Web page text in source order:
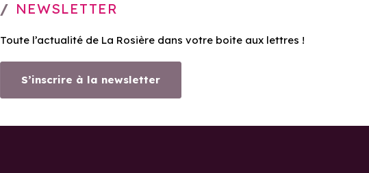
NEWSLETTER
Toute l’actualité de La Rosière dans votre boite aux lettres !
S’inscrire à la newsletter